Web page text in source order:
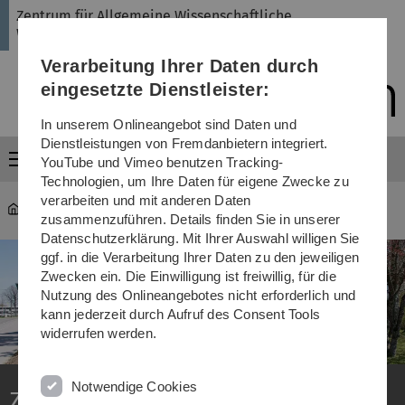
Direkt
Direkt
Direkt
(Sprache,
Drucken,
Media)
Direkt
Direkt
Zentrum für Allgemeine Wissenschaftliche
Weiterbildung
Menü
Verarbeitung Ihrer Daten durch
eingesetzte Dienstleister:
In unserem Onlineangebot sind Daten und
Dienstleistungen von Fremdanbietern integriert.
YouTube und Vimeo benutzen Tracking-
Technologien, um Ihre Daten für eigene Zwecke zu
verarbeiten und mit anderen Daten
zusammenzuführen. Details finden Sie in unserer
Datenschutzerklärung. Mit Ihrer Auswahl willigen Sie
ggf. in die Verarbeitung Ihrer Daten zu den jeweiligen
Zwecken ein. Die Einwilligung ist freiwillig, für die
Nutzung des Onlineangebotes nicht erforderlich und
kann jederzeit durch Aufruf des Consent Tools
widerrufen werden.
Notwendige Cookies